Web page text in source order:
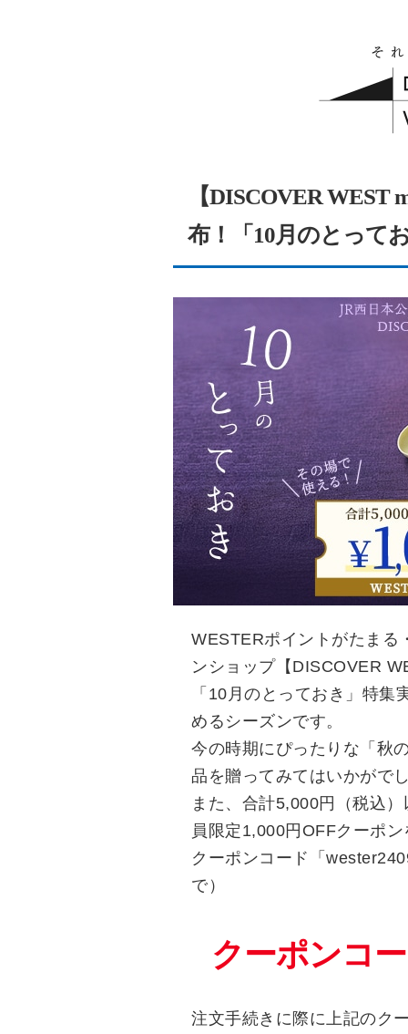
【DISCOVER WEST
布！「10月のとって
WESTERポイントがたまる
ンショップ【DISCOVER
「10月のとっておき」特
めるシーズンです。
今の時期にぴったりな「秋
品を贈ってみてはいかがで
また、合計5,000円（税込
員限定1,000円OFFクーポ
クーポンコード「
で）
クーポンコ
注文手続きに際に上記のク